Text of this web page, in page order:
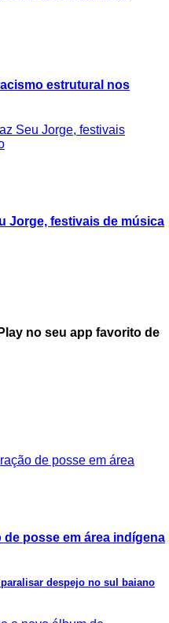
estrutural nos
Jorge, festivais de música
no seu app favorito de
posse em área indígena
despejo no sul baiano